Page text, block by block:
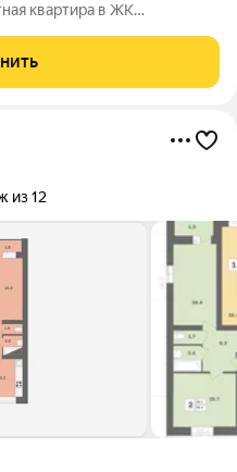
квартира в ЖК
Действуют все
из 12